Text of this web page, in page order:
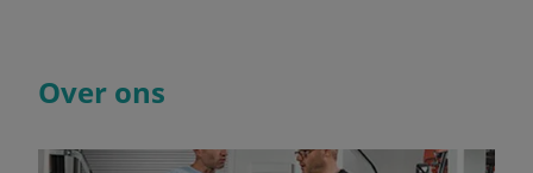
Over ons